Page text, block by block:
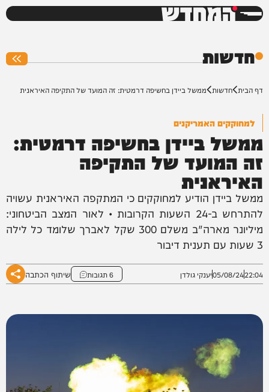
המחדש
חדשות
דף הבית חדשות ממשל ביידן בחשיפה דרמטית: זה המועד של התקיפה האיראנית
למחוקקים האמריקנים
ממשל ביידן בחשיפה דרמטית:
זה המועד של התקיפה
האיראנית
ממשל ביידן הודיע למחוקקים כי המתקפה האיראנית עשויה
להתרחש ב-24 השעות הקרובות • לאור המצב הביטחוני:
מיליונר מארה"ב משלם 300 שקל לאברך שלומד כל לילה
3 שעות עם תענית דיבור
22:04
05/08/24יענקי גולדן 6 תגובות שיתוף הכתבה